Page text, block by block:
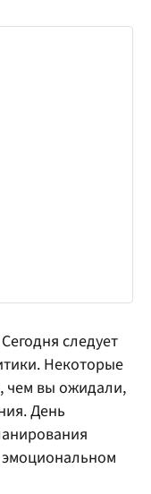
Сегодня следует
Некоторые
чем вы ожидали,
День
эмоциональном